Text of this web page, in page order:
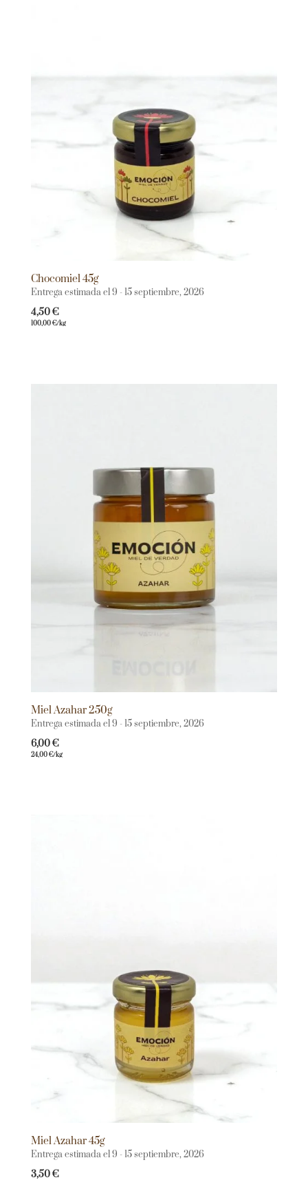
Chocomiel 45g
Entrega estimada el 9 - 15 septiembre, 2026
4,50€
100,00€/kg
Miel Azahar 250g
Entrega estimada el 9 - 15 septiembre, 2026
6,00€
24,00€/kg
Miel Azahar 45g
Entrega estimada el 9 - 15 septiembre, 2026
3,50€